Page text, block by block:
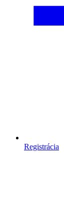
Registrácia